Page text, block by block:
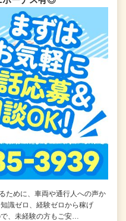
ために、車両や通行人への声か
識ゼロ、経験ゼロから稼げ
、未経験の方もご安…